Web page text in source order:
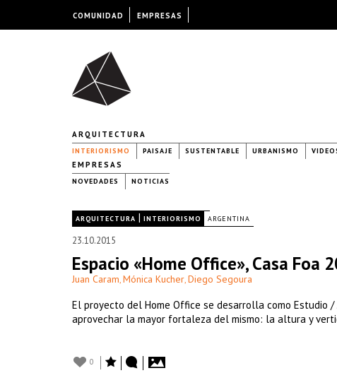
ARQUITECTURA
INTERIORISMO PAISAJE SUSTENTABLE URBANISMO
EMPRESAS
NOVEDADES NOTICIAS
ARQUITECTURA | INTERIORISMO ARGENTINA
23.10.2015
Espacio «Home Office», Casa Foa
Juan Caram, Mónica Kucher, Diego Segoura
El proyecto del Home Office se desarrolla como Estudio
aprovechar la mayor fortaleza del mismo: la altura y
0
COMUNIDAD EMPRESAS